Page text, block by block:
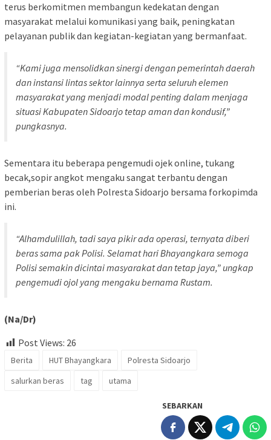
terus berkomitmen membangun kedekatan dengan
masyarakat melalui komunikasi yang baik, peningkatan
pelayanan publik dan kegiatan-kegiatan yang bermanfaat.
“Kami juga mensolidkan sinergi dengan pemerintah daerah
dan instansi lintas sektor lainnya serta seluruh elemen
masyarakat yang menjadi modal penting dalam menjaga
situasi Kabupaten Sidoarjo tetap aman dan kondusif,”
pungkasnya.
Sementara itu beberapa pengemudi ojek online, tukang
becak,sopir angkot mengaku sangat terbantu dengan
pemberian beras oleh Polresta Sidoarjo bersama forkopimda
ini.
“Alhamdulillah, tadi saya pikir ada operasi, ternyata diberi
beras sama pak Polisi. Selamat hari Bhayangkara semoga
Polisi semakin dicintai masyarakat dan tetap jaya,” ungkap
pengemudi ojol yang mengaku bernama Rustam.
(Na/Dr)
Post Views: 26
Berita HUT Bhayangkara
Polresta Sidoarjo
salurkan beras
tag utama
SEBARKAN